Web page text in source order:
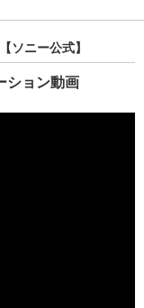
ソニー公式】
ション動画